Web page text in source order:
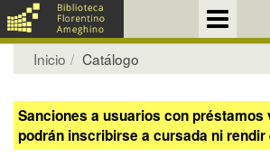
Inicio Catálogo
Sanciones a usuarios con préstamos
podrán inscribirse a cursada ni